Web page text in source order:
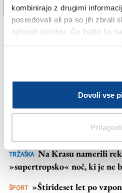
kombinirajo z drugimi
posredovali ali pa so jih zbrali
njihovih storitev. Če želite še
Dovoli vse
Prilagodi
Naročnine
TADEJA GERGOLET | 20. jun. 2026 | 9:21
NAJBOLJ
TRŽAŠKA Na Krasu namerili
»supertropsko« noč, ki je ne
ŠPORT »Štirideset let po